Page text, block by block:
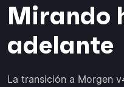
Mirando
adelante
La transición a Morgen